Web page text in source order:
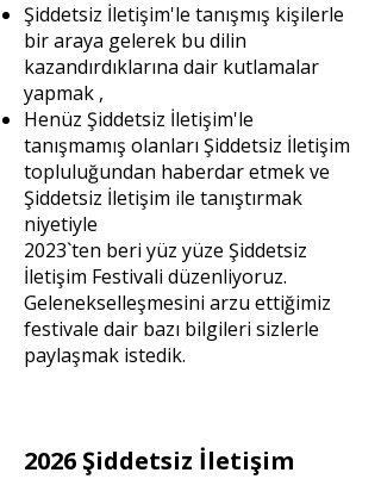
Şiddetsiz İletişim'le tanışmış kişilerle
bir araya gelerek bu dilin
kazandırdıklarına dair kutlamalar
yapmak ,
Henüz Şiddetsiz İletişim'le
tanışmamış olanları Şiddetsiz İletişim
topluluğundan haberdar etmek ve
Şiddetsiz İletişim ile tanıştırmak
niyetiyle
2023`ten beri yüz yüze Şiddetsiz
İletişim Festivali düzenliyoruz.
Gelenekselleşmesini arzu ettiğimiz
festivale dair bazı bilgileri sizlerle
paylaşmak istedik.
2026 Şiddetsiz İletişim